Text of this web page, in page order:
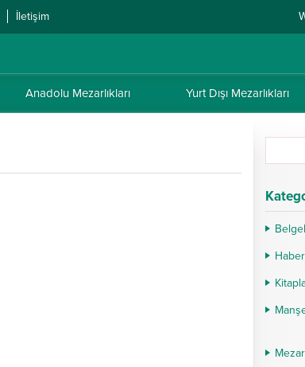
İletişim
Anadolu Mezarlıkları Yurt Dışı Mezarlıkları